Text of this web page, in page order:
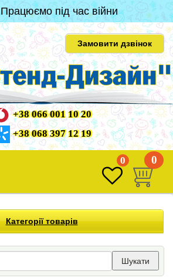
Працюємо під час війни
Замовити дзвінок
+38 066 001 10 20
+38 068 397 12 19
0 0
Категорії товарів
Шукати